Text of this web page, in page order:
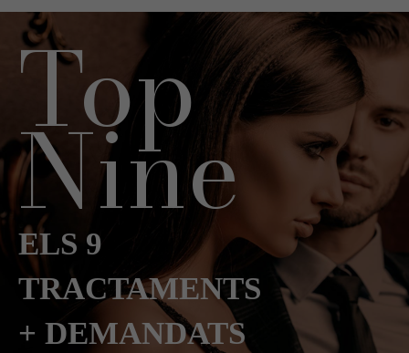
Top
Nine
ELS 9
TRACTAMENTS
+ DEMANDATS